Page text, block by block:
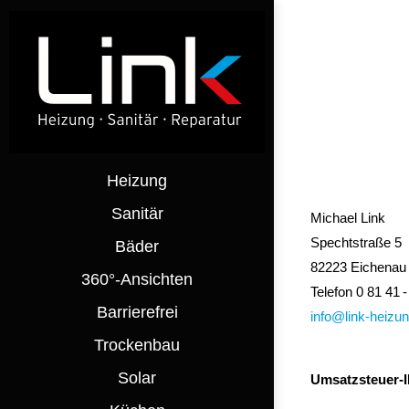
Anmelden
Register| Lost
Heizung
Sanitär
Bäder
360°-Ansichten
Barrierefrei
Trockenbau
Solar
Michael Link
Spechtstraße 5
82223 Eichenau
Telefon 0 81 41
info@link-
Umsatzsteuer-